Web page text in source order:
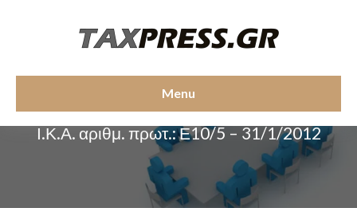
Menu
Ι.Κ.Α. αριθμ. πρωτ.: Ε10/5 – 31/1/2012